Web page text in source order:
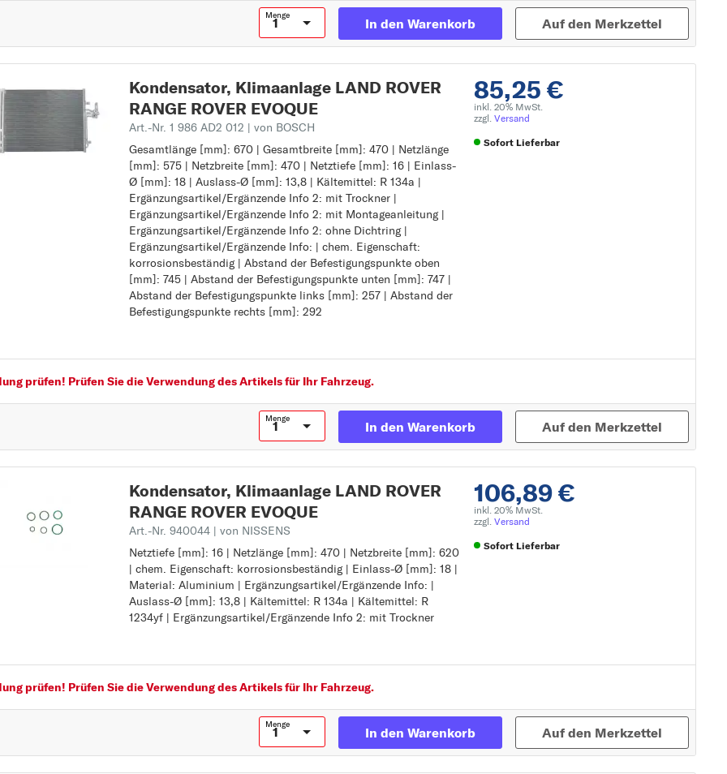
Menge
In den Warenkorb Auf den Merkzettel
85,25 €
inkl. 20% MwSt.
zzgl. Versand
Sofort Lieferbar
Kondensator, Klimaanlage LAND ROVER
RANGE ROVER EVOQUE
Art.-Nr. 1 986 AD2 012 | von BOSCH
Gesamtlänge [mm]: 670 | Gesamtbreite [mm]: 470 | Netzlänge
[mm]: 575 | Netzbreite [mm]: 470 | Netztiefe [mm]: 16 | Einlass-
Ø [mm]: 18 | Auslass-Ø [mm]: 13,8 | Kältemittel: R 134a |
Ergänzungsartikel/Ergänzende Info 2: mit Trockner |
Ergänzungsartikel/Ergänzende Info 2: mit Montageanleitung |
Ergänzungsartikel/Ergänzende Info 2: ohne Dichtring |
Ergänzungsartikel/Ergänzende Info: | chem. Eigenschaft:
korrosionsbeständig | Abstand der Befestigungspunkte oben
[mm]: 745 | Abstand der Befestigungspunkte unten [mm]: 747 |
Abstand der Befestigungspunkte links [mm]: 257 | Abstand der
Befestigungspunkte rechts [mm]: 292
Gesamtlänge [mm]: 670
Gesamtbreite [mm]: 470
Netzlänge [mm]: 575
Netzbreite [mm]: 470
Netztiefe [mm]: 16
Einlass-Ø [mm]: 18
Auslass-Ø [mm]: 13,8
Kältemittel: R 134a
Ergänzungsartikel/Ergänzende Info 2: mit Trockner
Ergänzungsartikel/Ergänzende Info 2: mit Montageanleitung
Ergänzungsartikel/Ergänzende Info 2: ohne Dichtring
Abstand der Befestigungspunkte oben [mm]: 745
Abstand der Befestigungspunkte unten [mm]: 747
Abstand der Befestigungspunkte links [mm]: 257
Abstand der Befestigungspunkte rechts [mm]: 292
prüfen! Prüfen Sie die Verwendung des Artikels für Ihr Fahrzeug.
Menge
In den Warenkorb Auf den Merkzettel
106,89 €
inkl. 20% MwSt.
zzgl. Versand
Sofort Lieferbar
Kondensator, Klimaanlage LAND ROVER
RANGE ROVER EVOQUE
Art.-Nr. 940044 | von NISSENS
Netztiefe [mm]: 16 | Netzlänge [mm]: 470 | Netzbreite [mm]: 620
| chem. Eigenschaft: korrosionsbeständig | Einlass-Ø [mm]: 18 |
Material: Aluminium | Ergänzungsartikel/Ergänzende Info: |
Auslass-Ø [mm]: 13,8 | Kältemittel: R 134a | Kältemittel: R
1234yf | Ergänzungsartikel/Ergänzende Info 2: mit Trockner
Netztiefe [mm]: 16
Netzlänge [mm]: 470
Netzbreite [mm]: 620
chem. Eigenschaft: korrosionsbeständig
Einlass-Ø [mm]: 18
Auslass-Ø [mm]: 13,8
Kältemittel: R 134a
Kältemittel: R 1234yf
Ergänzungsartikel/Ergänzende Info 2: mit Trockner
prüfen! Prüfen Sie die Verwendung des Artikels für Ihr Fahrzeug.
Menge
In den Warenkorb Auf den Merkzettel